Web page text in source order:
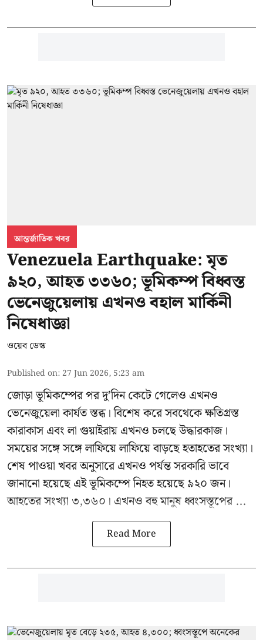
আন্তর্জাতিক খবর
Venezuela Earthquake: মৃত
৯২০, আহত ৩৩৬০; ভূমিকম্প বিধ্বস্ত
ভেনেজুয়েলায় এখনও বহাল মার্কিনী
নিষেধাজ্ঞা
ওয়েব ডেস্ক
Published on: 27 Jun 2026, 5:23 am
জোড়া ভূমিকম্পের পর দু’দিন কেটে গেলেও এখনও
ভেনেজুয়েলাকার্যত স্তব্ধ। বিশেষ করে সবথেকে ক্ষতিগ্রস্ত
কারাকাস এবং লা গুয়াইরায় এখনও চলছে উদ্ধারকাজ।
সময়ের সঙ্গে সঙ্গে লাফিয়ে লাফিয়ে বাড়ছে হতাহতের সংখ্যা।
শেষ পাওয়া খবর অনুসারে এখনও পর্যন্ত সরকারি ভাবে
জানানো হয়েছে এই ভূমিকম্পে নিহত হয়েছে ৯২০ জন।
আহতের সংখ্যা ৩,৩৬০। এখনও বহু মানুষ ধ্বংসস্তূপের ...
Read More